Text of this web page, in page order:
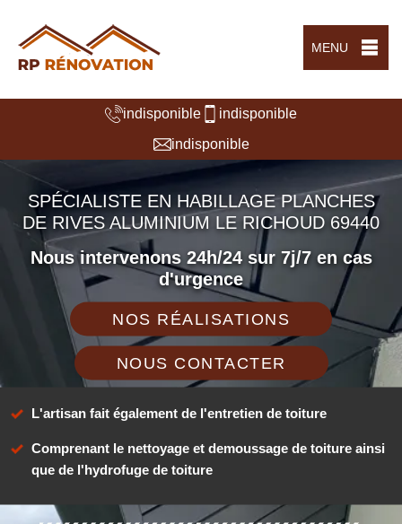
MENU
indisponible
indisponible
indisponible
SPÉCIALISTE EN HABILLAGE PLANCHES
DE RIVES ALUMINIUM LE RICHOUD 69440
Nous intervenons 24h/24 sur 7j/7 en cas
d'urgence
NOS RÉALISATIONS
NOUS CONTACTER
L'artisan fait également de l'entretien de toiture
Comprenant le nettoyage et demoussage de toiture ainsi
que de l'hydrofuge de toiture